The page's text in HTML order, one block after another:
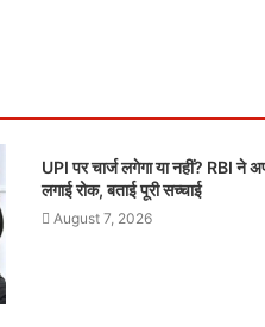
UPI पर चार्ज लगेगा या नहीं? RBI ने
लगाई रोक, बताई पूरी सच्चाई
August 7, 2026